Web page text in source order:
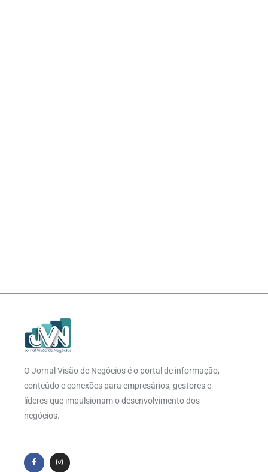
O Jornal Visão de Negócios é o portal de informação,
conteúdo e conexões para empresários, gestores e
líderes que impulsionam o desenvolvimento dos
negócios.